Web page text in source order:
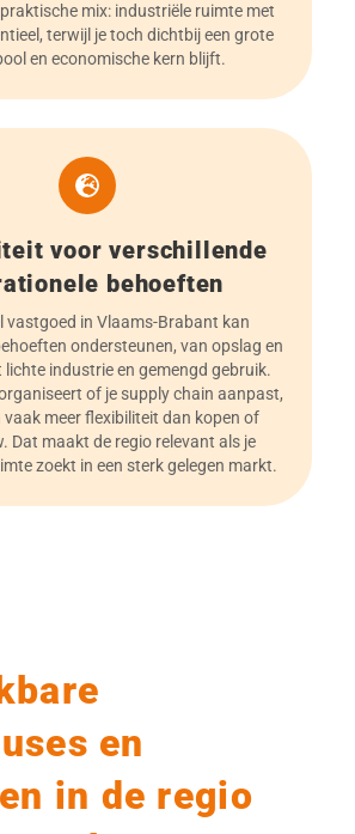
mix: industriële ruimte met
terwijl je toch dichtbij een grote
en economische kern blijft.
voor verschillende
behoeften
vastgoed in Vlaams-Brabant kan
ondersteunen, van opslag en
industrie en gemengd gebruik.
of je supply chain aanpast,
meer flexibiliteit dan kopen of
Dat maakt de regio relevant als je
zoekt in een sterk gelegen markt.
en
in de regio